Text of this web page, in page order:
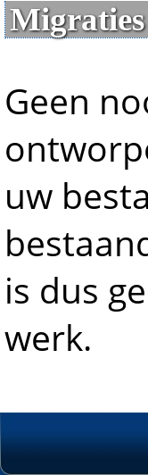
Migraties
Geen
uw
is dus
werk.